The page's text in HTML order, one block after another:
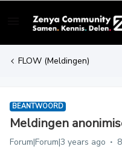
FLOW (Meldingen)
BEANTWOORD
Meldingen
Forum|Forum|3 years ago